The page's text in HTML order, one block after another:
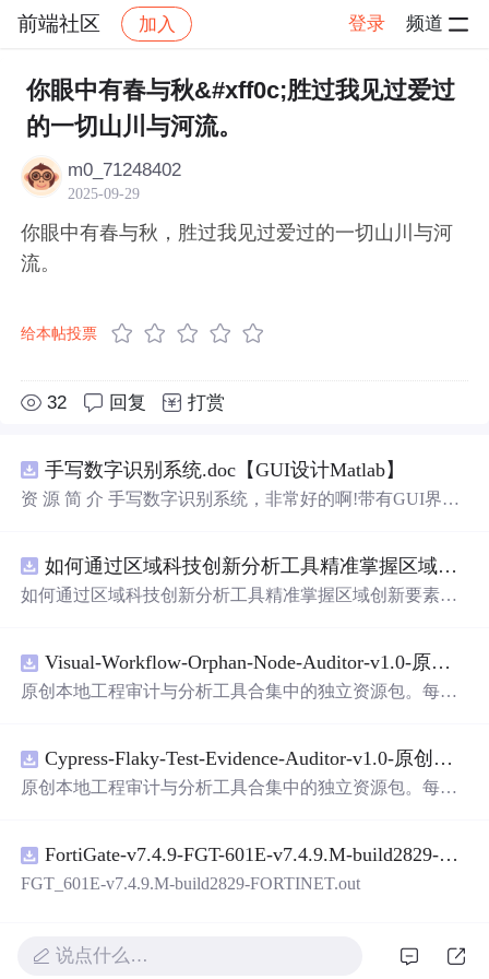
前端社区 加入 登录 频道
社区 前端社区 感慨 帖子详情
你眼中有春与秋&#xff0c;胜过我见过爱过
的一切山川与河流。
m0_71248402
2025-09-29
你眼中有春与秋，胜过我见过爱过的一切山川与河
流。
给本帖投票
32 回复 打赏
手写数字识别系统.doc【GUI设计Matlab】
资 源 简 介 手写数字识别系统，非常好的啊!带有GUI界
带有直观的图形用户界面（GUI），非常容易使用。你只
需要将手写数字输入系统，它将立即给出准确的识别结
是一个非常方便和实用的工具，你一定会喜欢它的！
如何通过区域科技创新分析工具精准掌握区域创新要素分布与产业链融合现状？.docx
如何通过区域科技创新分析工具精准掌握区域创新要素分
Visual-Workflow-Orphan-Node-Auditor-v1.0-原创源码与文档.zip
原创本地工程审计与分析工具合集中的独立资源包。每个
README、运行说明、功能清单、MIT License及原创与授
权声明。解压后进入project目录，执行npm test验证算法，
目源码、Logo、官方截图、论文、生产日志或其他受限素
材。适合前端开发、AI应用工程、测试审计和课程实践。
Cypress-Flaky-Test-Evidence-Auditor-v1.0-原创源码与文档.zip
原创本地工程审计与分析工具合集中的独立资源包。每个
README、运行说明、功能清单、MIT License及原创与授
权声明。解压后进入project目录，执行npm test验证算法，
目源码、Logo、官方截图、论文、生产日志或其他受限素
材。适合前端开发、AI应用工程、测试审计和课程实践。
FortiGate-v7.4.9-FGT-601E-v7.4.9.M-build2829-FORTINET.out
FGT_601E-v7.4.9.M-build2829-FORTINET.out
说点什么…